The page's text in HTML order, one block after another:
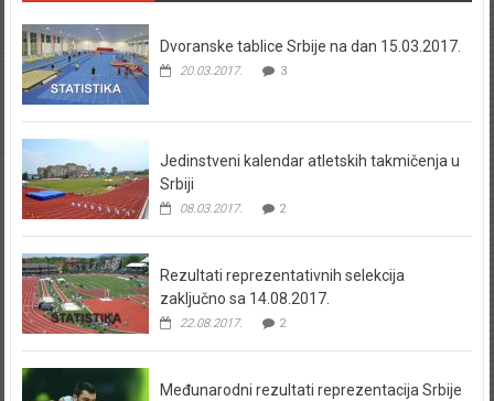
Dvoranske tablice Srbije na dan 15.03.2017.
20.03.2017. 3
Jedinstveni kalendar atletskih takmičenja u
Srbiji
08.03.2017. 2
Rezultati reprezentativnih selekcija
zaključno sa 14.08.2017.
22.08.2017. 2
Međunarodni rezultati reprezentacija Srbije